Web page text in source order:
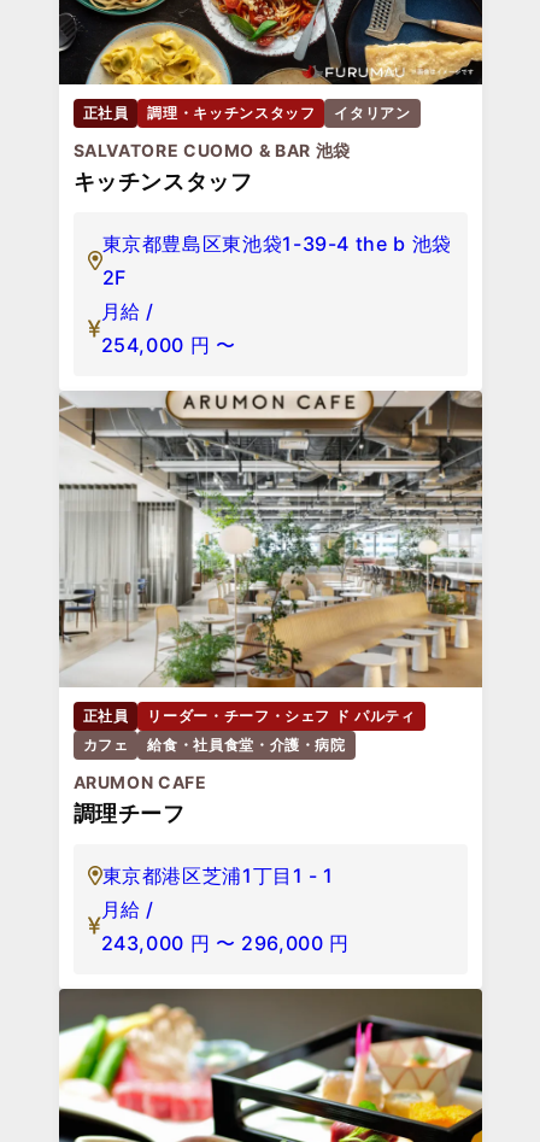
正社員 調理・キッチンスタッフ イタリアン
SALVATORE CUOMO & BAR 池袋
キッチンスタッフ
東京都豊島区東池袋1-39-4 the b 池袋
2F
月給 /
254,000 円 〜
正社員
リーダー・チーフ・シェフ ド パルティ
カフェ
給食・社員食堂・介護・病院
ARUMON CAFE
調理チーフ
東京都港区芝浦1丁目1 - 1
月給 /
243,000 円 〜 296,000 円